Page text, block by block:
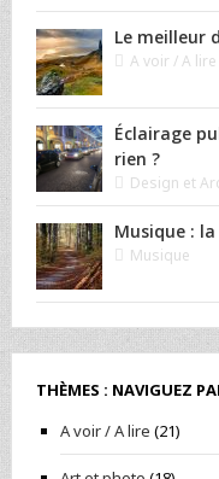
Le meilleur
A voir / A lire
Éclairage
rien ?
Design et
Musique :
Musique
THÈMES : NAVIGUEZ
A voir / A lire (21)